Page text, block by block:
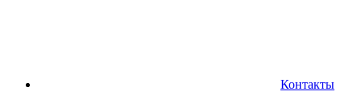
Контакты